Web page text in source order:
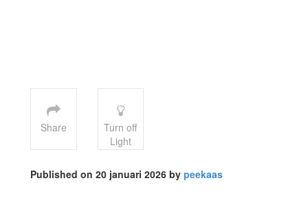
Share
Turn off
Light
Published on 20 januari 2026 by peekaas